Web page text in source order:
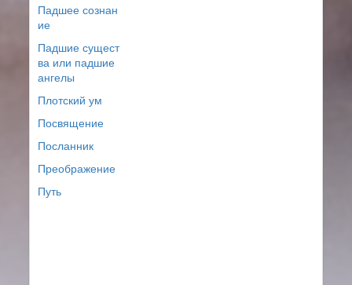
Падшее сознан
ие
Падшие сущест
ва или падшие
ангелы
Плотский ум
Посвящение
Посланник
Преображение
Путь